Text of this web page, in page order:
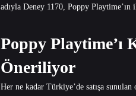
adıyla Deney 1170, Poppy Playtime’ın
Poppy Playtime’ı
Öneriliyor
Her ne kadar Türkiye’de satışa